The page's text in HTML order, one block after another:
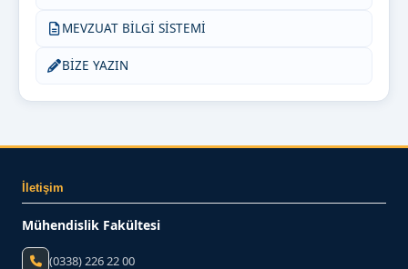
MEVZUAT BİLGİ SİSTEMİ
BİZE YAZIN
İletişim
Mühendislik Fakültesi
(0338) 226 22 00